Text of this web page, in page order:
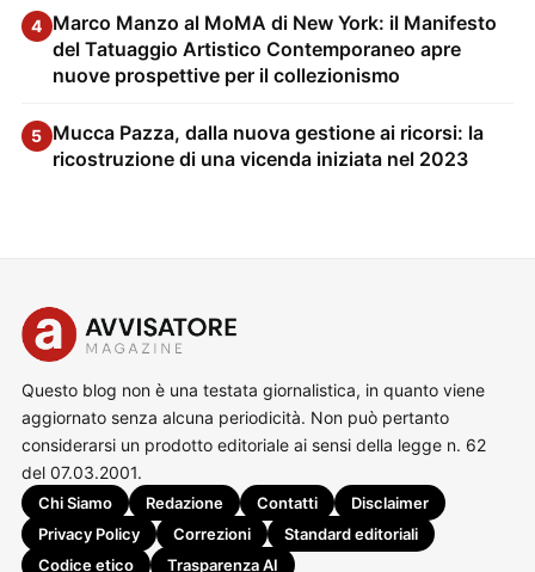
4 Marco Manzo al MoMA di New York: il Manifesto
del Tatuaggio Artistico Contemporaneo apre
nuove prospettive per il collezionismo
5 Mucca Pazza, dalla nuova gestione ai ricorsi: la
ricostruzione di una vicenda iniziata nel 2023
Questo blog non è una testata giornalistica, in quanto viene
aggiornato senza alcuna periodicità. Non può pertanto
considerarsi un prodotto editoriale ai sensi della legge n. 62
del 07.03.2001.
Chi Siamo Redazione Contatti
Disclaimer
Privacy Policy
Correzioni
Standard editoriali
Codice etico
Trasparenza AI